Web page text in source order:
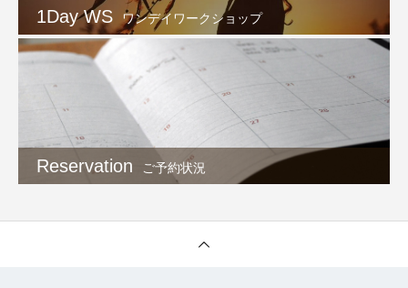
1Day WS ワンデイワークショップ
Reservation ご予約状況